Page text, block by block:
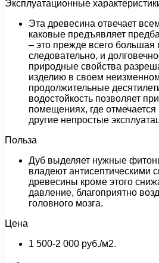
Эксплуатационные
Эта древесина отвечает
каковые предъявляет
– это прежде всего большая
следовательно, и
природные свойства
изделию в своем
продолжительные
водостойкость позволяет
помещениях, где
другие непростые
Польза
Дуб выделяет нужные
владеют антисептическими
древесины кроме этого
давление, благоприятно
головного мозга.
Цена
1 500-2 000 руб./м2.